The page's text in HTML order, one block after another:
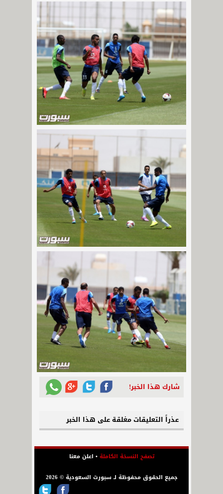
شارك هذا الخبر!
عذراً التعليقات مغلقة على هذا الخبر
تصفح النسخة الكاملة• اعلن معنا
جميع الحقوق محفوظة لـ سبورت السعودية © 2026